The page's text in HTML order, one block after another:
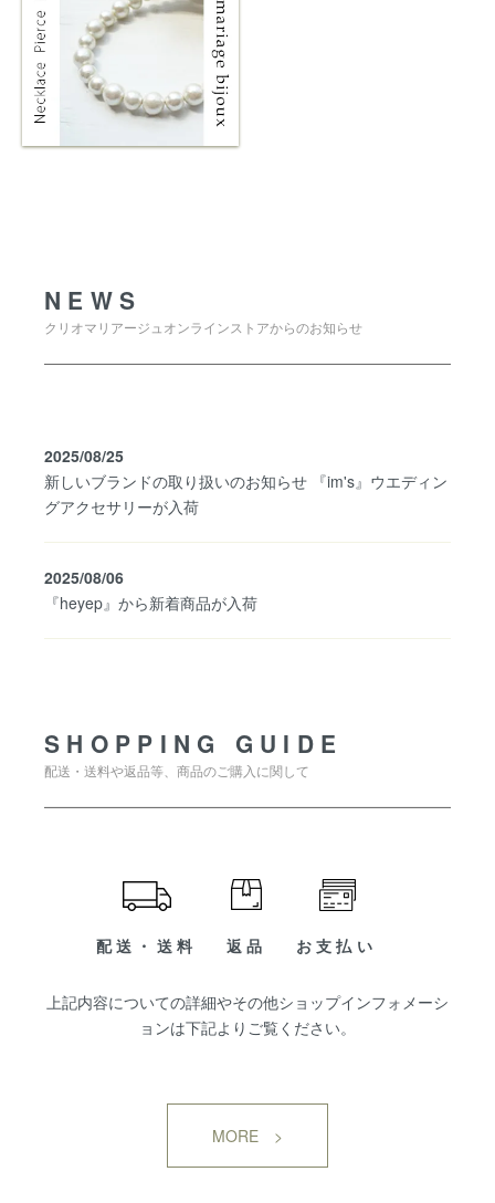
NEWS
クリオマリアージュオンラインストアからのお知らせ
2025/08/25
新しいブランドの取り扱いのお知らせ 『im's』ウエディン
グアクセサリーが入荷
2025/08/06
『heyep』から新着商品が入荷
SHOPPING GUIDE
配送・送料や返品等、商品のご購入に関して
配送・送料 返品 お支払い
上記内容についての詳細やその他ショップインフォメーシ
ョンは下記よりご覧ください。
MORE >